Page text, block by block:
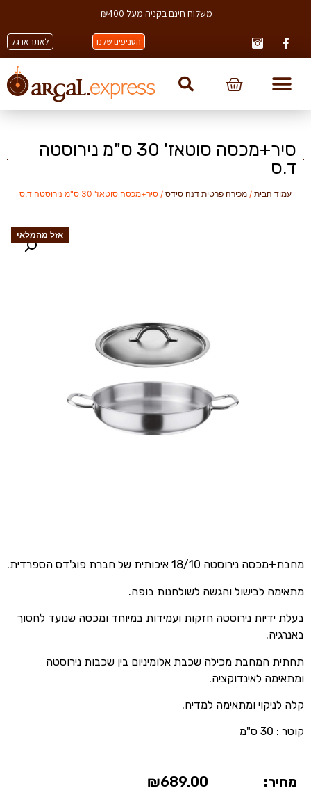
משלוח חינם בקניה מעל ₪400
הסניפים שלנו לאתר ארגל
סיר+מכסה סוטאז' 30 ס"מ נירוסטה
ד.ס
עמוד הבית / מכירה פרטית דנה סידס / סיר+מכסה סוטאז' 30 ס"מ נירוסטה ד.ס
אזל מהמלאי
מחבת+מכסה נירוסטה 18/10 איכותית של חברת פוג'דס הספרדית.
מתאימה לבישול והגשה לשולחנות בופה.
בעלת ידיות נירוסטה חזקות ועמידות במיוחד ומכסה שנועד לחסוך
באנרגיה.
תחתית המחבת מכילה שכבת אלומיניום בין שכבות נירוסטה
ומתאימה לאינדוקציה.
קלה לניקוי ומתאימה למדיח.
קוטר : 30 ס"מ
מחיר: ₪689.00